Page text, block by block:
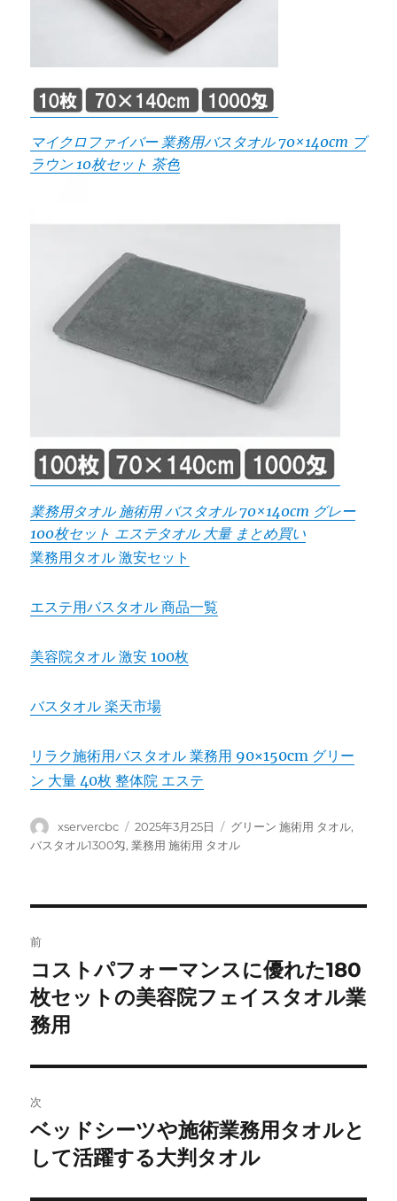
マイクロファイバー 業務用バスタオル 70×140cm ブ
ラウン 10枚セット 茶色
業務用タオル 施術用 バスタオル 70×140cm グレー
100枚セット エステタオル 大量 まとめ買い
業務用タオル 激安セット
エステ用バスタオル 商品一覧
美容院タオル 激安 100枚
バスタオル 楽天市場
リラク施術用バスタオル 業務用 90×150cm グリー
ン 大量 40枚 整体院 エステ
投
稿
xservercbc
投
稿
2025年3月25日
カ
テ
グリーン 施術用 タオル,
バスタオル1300匁,業務用 施術用 タオル
稿
ナ
ビ
ゲ
ー
シ
前
前
の
投
コストパフォーマンスに優れた180
枚セットの美容院フェイスタオル業
務用
次
次
の
ベッドシーツや施術業務用タオルと
して活躍する大判タオル